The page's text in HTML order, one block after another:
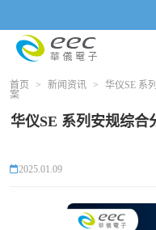
首页 > 新闻资讯 >
华仪SE 系
案
华仪SE 系列安规综合
2025.01.09